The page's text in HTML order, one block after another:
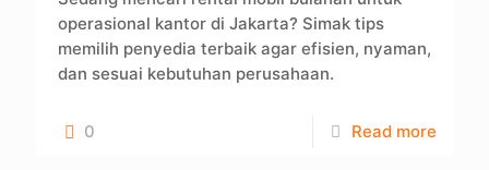
operasional kantor di Jakarta? Simak tips
memilih penyedia terbaik agar efisien, nyaman,
dan sesuai kebutuhan perusahaan.
0 Read more